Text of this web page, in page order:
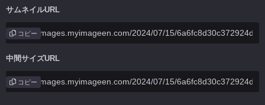
サムネイルURL
コピー
中間サイズURL
コピー